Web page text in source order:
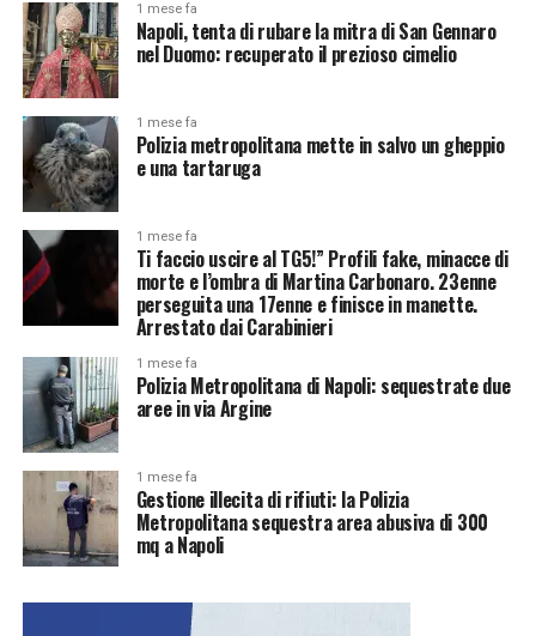
1 mese fa
Napoli, tenta di rubare la mitra di San Gennaro
nel Duomo: recuperato il prezioso cimelio
1 mese fa
Polizia metropolitana mette in salvo un gheppio
e una tartaruga
1 mese fa
Ti faccio uscire al TG5!” Profili fake, minacce di
morte e l’ombra di Martina Carbonaro. 23enne
perseguita una 17enne e finisce in manette.
Arrestato dai Carabinieri
1 mese fa
Polizia Metropolitana di Napoli: sequestrate due
aree in via Argine
1 mese fa
Gestione illecita di rifiuti: la Polizia
Metropolitana sequestra area abusiva di 300
mq a Napoli